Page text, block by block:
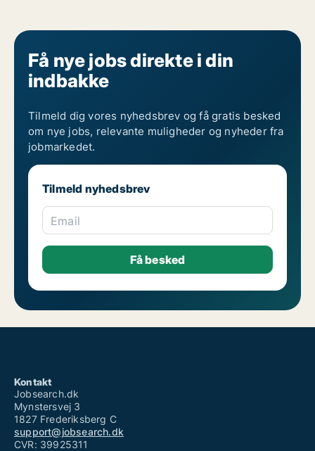
Få nye jobs direkte i din
indbakke
Tilmeld dig vores nyhedsbrev og få gratis besked
om nye jobs, relevante muligheder og nyheder fra
jobmarkedet.
Tilmeld nyhedsbrev
Email
Kontakt
Jobsearch.dk
Mynstersvej 3
1827 Frederiksberg C
support@jobsearch.dk
CVR: 39925311